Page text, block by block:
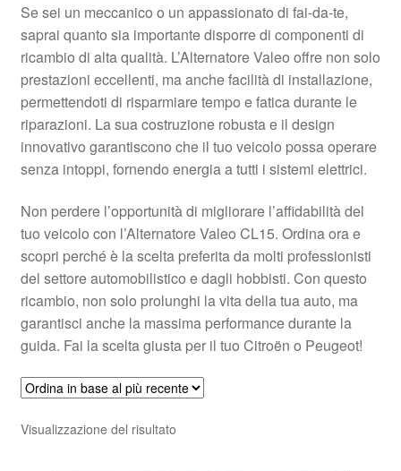
Registratore di cassa
Rimostranza
Spedizione in tutto il mondo
Termini e condizioni
Se sei un meccanico o un appassionato di fai-da-te,
saprai quanto sia importante disporre di componenti di
ricambio di alta qualità. L’Alternatore Valeo offre non solo
prestazioni eccellenti, ma anche facilità di installazione,
permettendoti di risparmiare tempo e fatica durante le
riparazioni. La sua costruzione robusta e il design
innovativo garantiscono che il tuo veicolo possa operare
senza intoppi, fornendo energia a tutti i sistemi elettrici.
Non perdere l’opportunità di migliorare l’affidabilità del
tuo veicolo con l’Alternatore Valeo CL15. Ordina ora e
scopri perché è la scelta preferita da molti professionisti
del settore automobilistico e dagli hobbisti. Con questo
ricambio, non solo prolunghi la vita della tua auto, ma
garantisci anche la massima performance durante la
guida. Fai la scelta giusta per il tuo Citroën o Peugeot!
Visualizzazione del risultato